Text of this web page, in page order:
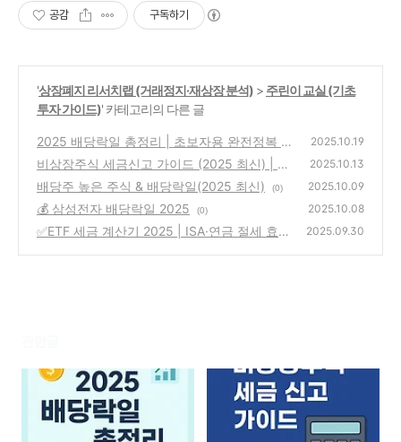
공감 구독하기
'상장폐지 리서치랩 (거래정지·재상장 분석) > 주린이 교실 (기초
투자 가이드)' 카테고리의 다른 글
2025 배당락일 총정리 | 초보자용 완전정복 +
ETF 배당 캘린더 + 세금 계산기
(0)
2025.10.19
비상장주식 세금신고 가이드 (2025 최신) | K-
OTC·장외거래 양도세 계산·신고방법 완전정
복
(0)
2025.10.13
배당주 높은 주식 & 배당락일(2025 최신) (0) 2025.10.09
💰 삼성전자 배당락일 2025 (0) 2025.10.08
✅ETF 세금 계산기 2025 | ISA·연금 절세 효과
2025.09.30